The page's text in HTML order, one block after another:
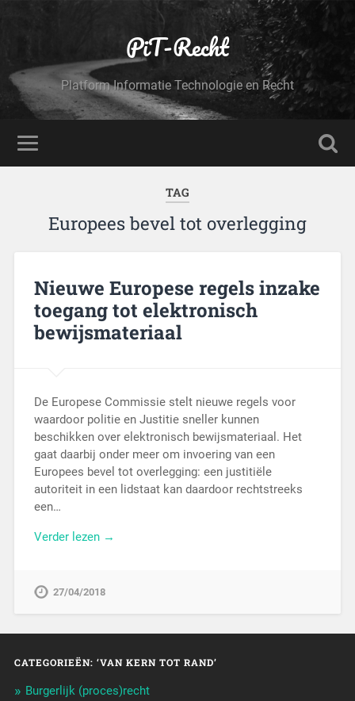
PiT-Recht
Platform Informatie Technologie en Recht
TAG
Europees bevel tot overlegging
Nieuwe Europese regels inzake
toegang tot elektronisch
bewijsmateriaal
De Europese Commissie stelt nieuwe regels voor
waardoor politie en Justitie sneller kunnen
beschikken over elektronisch bewijsmateriaal. Het
gaat daarbij onder meer om invoering van een
Europees bevel tot overlegging: een justitiële
autoriteit in een lidstaat kan daardoor rechtstreeks
een…
Verder lezen →
27/04/2018
CATEGORIEËN: ‘VAN KERN TOT RAND’
Burgerlijk (proces)recht